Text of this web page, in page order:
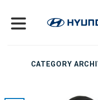
content
CATEGORY